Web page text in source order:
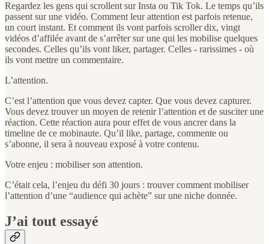
Regardez les gens qui scrollent sur Insta ou Tik Tok. Le temps qu’ils
passent sur une vidéo. Comment leur attention est parfois retenue,
un court instant. Et comment ils vont parfois scroller dix, vingt
vidéos d’affilée avant de s’arrêter sur une qui les mobilise quelques
secondes. Celles qu’ils vont liker, partager. Celles - rarissimes - où
ils vont mettre un commentaire.
L’attention.
C’est l’attention que vous devez capter. Que vous devez capturer.
Vous devez trouver un moyen de retenir l’attention et de susciter une
réaction. Cette réaction aura pour effet de vous ancrer dans la
timeline de ce mobinaute. Qu’il like, partage, commente ou
s’abonne, il sera à nouveau exposé à votre contenu.
Votre enjeu : mobiliser son attention.
C’était cela, l’enjeu du défi 30 jours : trouver comment mobiliser
l’attention d’une “audience qui achète” sur une niche donnée.
J’ai tout essayé